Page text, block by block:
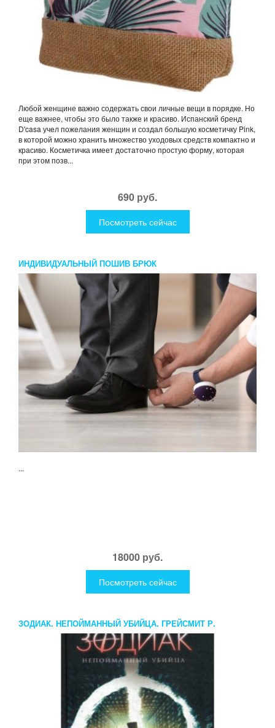
Любой женщине важно содержать свои личные вещи в порядке. Но
еще важнее, чтобы это было также и красиво. Испанский бренд
D'casa учел пожелания женщин и создал большую косметичку Pink,
в которой можно хранить множество уходовых средств компактно и
красиво. Косметичка имеет достаточно простую форму, которая
при этом позв...
690 руб.
Посмотреть сейчас
ИНДИВИДУАЛЬНЫЙ ПОШИВ БРЮК
...
18000 руб.
Посмотреть сейчас
ЗОДИАК. НЕПОЙМАННЫЙ УБИЙЦА. ГРЕЙСМИТ Р.